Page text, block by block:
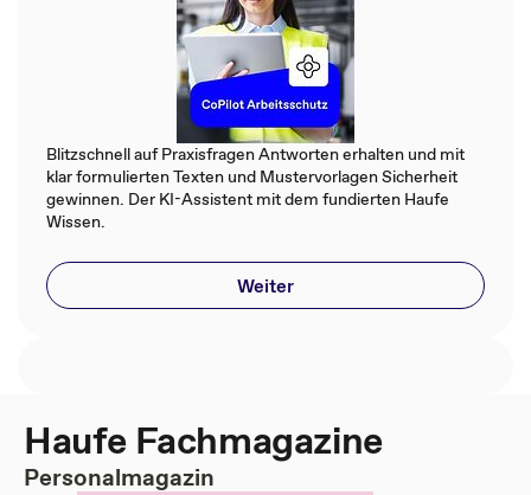
Blitzschnell auf Praxisfragen Antworten erhalten und mit
klar formulierten Texten und Mustervorlagen Sicherheit
gewinnen. Der KI-Assistent mit dem fundierten Haufe
Wissen.
Weiter
Haufe Fachmagazine
Personalmagazin